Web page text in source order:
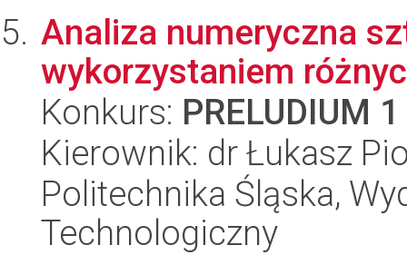
Analiza numeryczna
wykorzystaniem
Konkurs: PRELUDIUM 1
Kierownik: dr Łukasz
Politechnika Śląska,
Technologiczny